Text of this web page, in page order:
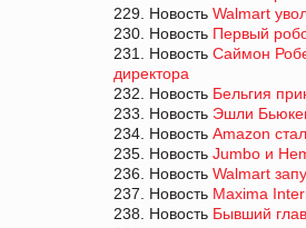
229. Новость Walmart
230. Новость Первый
231. Новость Саймон
директора
232. Новость Бельгия
233. Новость Эшли
234. Новость Amazon
235. Новость Jumbo и
236. Новость Walmart
237. Новость Maxima
238. Новость Бывший